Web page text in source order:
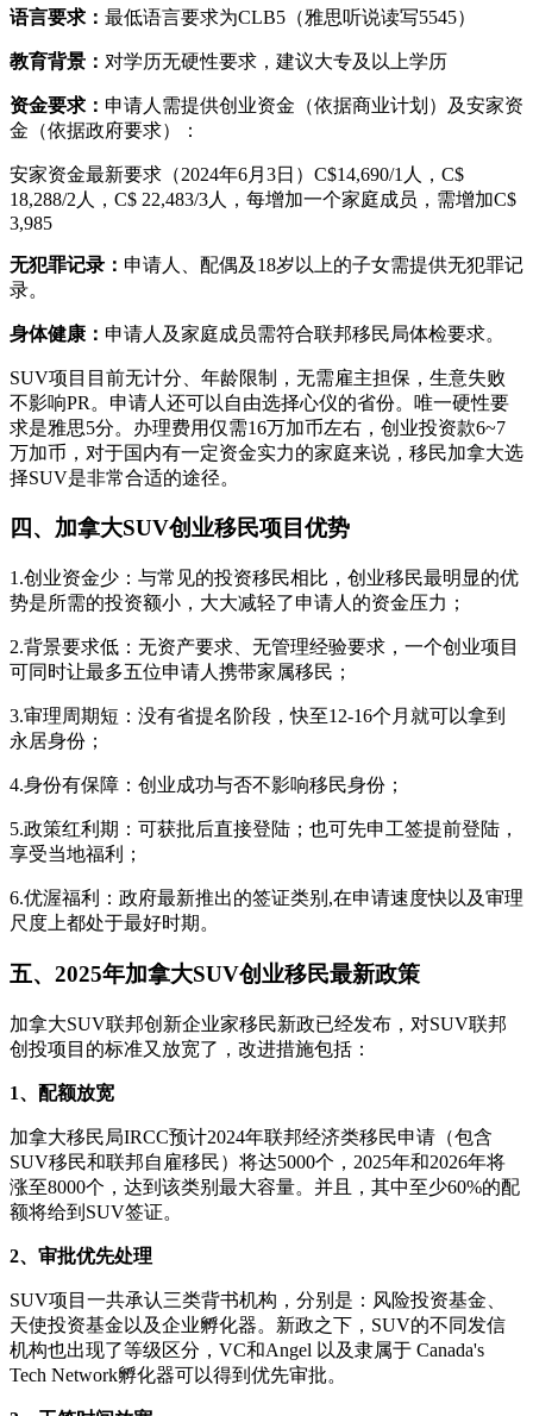
语言要求： 最低语言要求为CLB5（雅思听说读写5545）
教育背景： 对学历无硬性要求，建议大专及以上学历
资金要求： 申请人需提供创业资金（依据商业计划）及安家资
金（依据政府要求）：
安家资金最新要求（2024年6月3日）C$14,690/1人，C$
18,288/2人，C$ 22,483/3人，每增加一个家庭成员，需增加C$
3,985
无犯罪记录： 申请人、配偶及18岁以上的子女需提供无犯罪记
录。
身体健康： 申请人及家庭成员需符合联邦移民局体检要求。
SUV项目目前无计分、年龄限制，无需雇主担保，生意失败
不影响PR。申请人还可以自由选择心仪的省份。唯一硬性要
求是雅思5分。办理费用仅需16万加币左右，创业投资款6~7
万加币，对于国内有一定资金实力的家庭来说，移民加拿大选
择SUV是非常合适的途径。
四、加拿大SUV创业移民项目优势
1.创业资金少：与常见的投资移民相比，创业移民最明显的优
势是所需的投资额小，大大减轻了申请人的资金压力；
2.背景要求低：无资产要求、无管理经验要求，一个创业项目
可同时让最多五位申请人携带家属移民；
3.审理周期短：没有省提名阶段，快至12-16个月就可以拿到
永居身份；
4.身份有保障：创业成功与否不影响移民身份；
5.政策红利期：可获批后直接登陆；也可先申工签提前登陆，
享受当地福利；
6.优渥福利：政府最新推出的签证类别,在申请速度快以及审理
尺度上都处于最好时期。
五、2025年加拿大SUV创业移民最新政策
加拿大SUV联邦创新企业家移民新政已经发布，对SUV联邦
创投项目的标准又放宽了，改进措施包括：
1、配额放宽
加拿大移民局IRCC预计2024年联邦经济类移民申请（包含
SUV移民和联邦自雇移民）将达5000个，2025年和2026年将
涨至8000个，达到该类别最大容量。并且，其中至少60%的配
额将给到SUV签证。
2、审批优先处理
SUV项目一共承认三类背书机构，分别是：风险投资基金、
天使投资基金以及企业孵化器。新政之下，SUV的不同发信
机构也出现了等级区分，VC和Angel 以及隶属于 Canada's
Tech Network孵化器可以得到优先审批。